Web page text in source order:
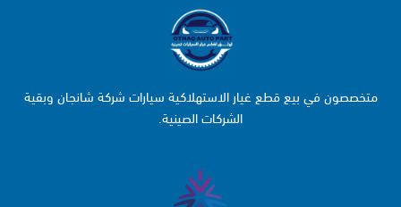
متخصصون في بيع قطع غيار الاستهلاكية سيارات شركة شانجان وبقية
الشركات الصينية.